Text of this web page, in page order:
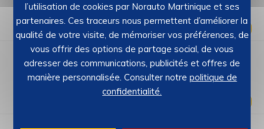
4.5 (24)
15,95€
Huile moteur TOTALENERGIES QUARTZ Ineo First
0W30 Essence 1 L
TOTAL–REF : 2217894
Stock : 26
90€
l’utilisation de cookies par Norauto Martinique et ses
partenaires. Ces traceurs nous permettent d’améliorer la
qualité de votre visite, de mémoriser vos préférences, de
vous offrir des options de partage social, de vous
adresser des communications, publicités et offres de
manière personnalisée. Consulter notre politique de
confidentialité.